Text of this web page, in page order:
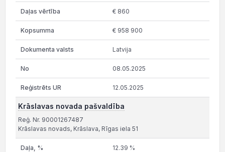
€ 860
€ 958 900
Latvija
08.05.2025
12.05.2025
Krāslavas novada pašvaldība
Reģ. Nr. 90001267487
Krāslavas novads, Krāslava, Rīgas iela 51
12.39 %